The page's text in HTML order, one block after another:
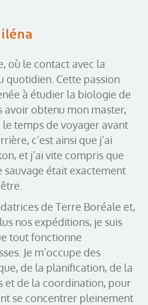
où le contact avec la
quotidien. Cette passion
à étudier la biologie de
avoir obtenu mon master,
le temps de voyager avant
c’est ainsi que j’ai
et j’ai vite compris que
était exactement
de Terre Boréale et,
nos expéditions, je suis
tout fonctionne
Je m’occupe des
de la planification, de la
et de la coordination, pour
se concentrer pleinement